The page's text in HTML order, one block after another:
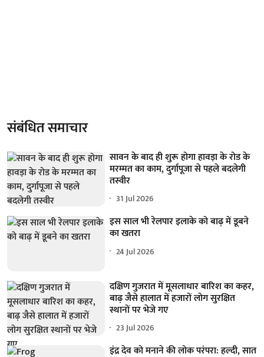
संबंधित समाचार
सावन के बाद ही शुरू होगा हावड़ा के रोड के
मरम्मत का काम, दुर्गापूजा से पहले बदलेगी
तस्वीर
31 Jul 2026
इस साल भी रेलपार इलाके को बाढ़ में डूबने
का खतरा
24 Jul 2026
दक्षिण गुजरात में मूसलाधार बारिश का कहर,
बाढ़ जैसे हालात में हजारों लोग सुरक्षित
स्थानों पर भेजे गए
23 Jul 2026
इंद्र देव को मनाने की लोक परंपरा: हल्दी, सात